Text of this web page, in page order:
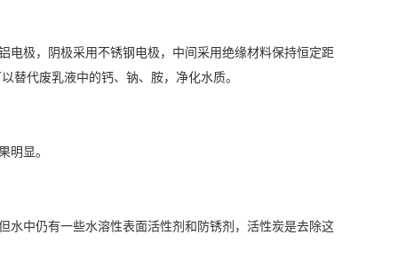
极，阴极采用不锈钢电极，中间采用绝缘材料保持恒定距
替代废乳液中的钙、钠、胺，净化水质。
显。
中仍有一些水溶性表面活性剂和防锈剂，活性炭是去除这